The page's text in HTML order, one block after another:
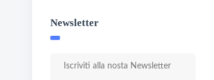
Newsletter